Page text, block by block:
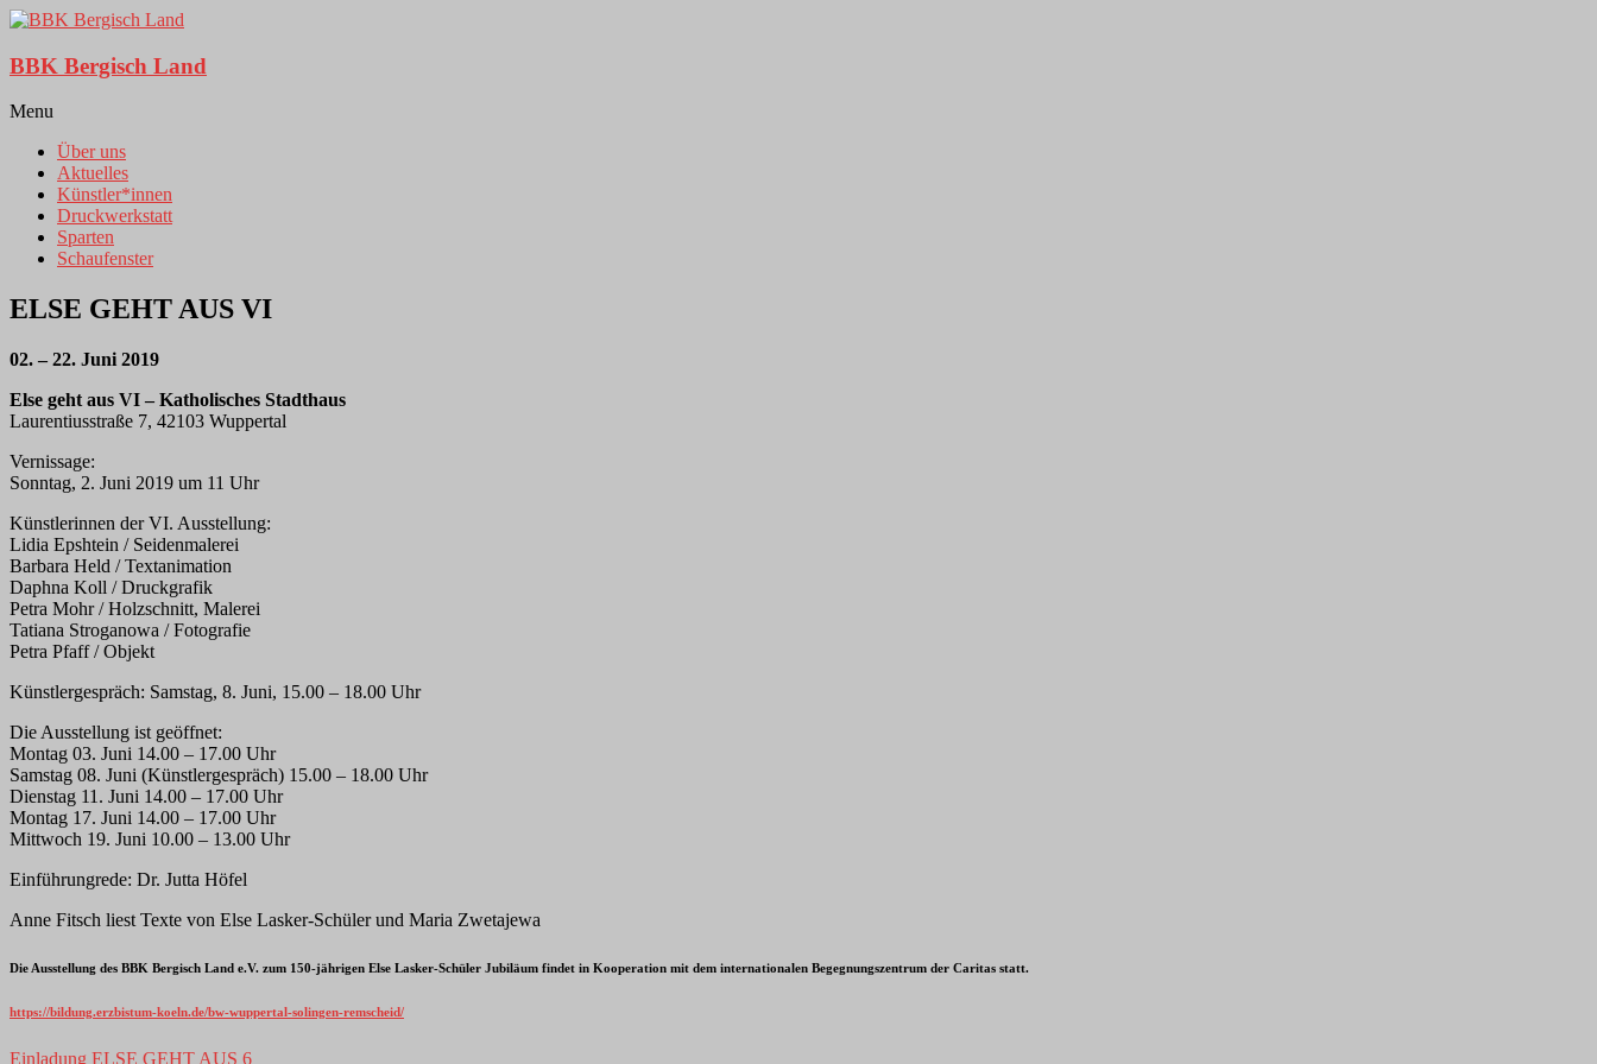
BBK Bergisch Land
Menu
Über uns
Aktuelles
Künstler*innen
Druckwerkstatt
Sparten
Schaufenster
ELSE GEHT AUS VI
02. – 22. Juni 2019
Else geht aus VI – Katholisches Stadthaus
Laurentiusstraße 7, 42103 Wuppertal
Vernissage:
Sonntag, 2. Juni 2019 um 11 Uhr
Künstlerinnen der VI. Ausstellung:
Lidia Epshtein / Seidenmalerei
Barbara Held / Textanimation
Daphna Koll / Druckgrafik
Petra Mohr / Holzschnitt, Malerei
Tatiana Stroganowa / Fotografie
Petra Pfaff / Objekt
Künstlergespräch: Samstag, 8. Juni, 15.00 – 18.00 Uhr
Die Ausstellung ist geöffnet:
Montag 03. Juni 14.00 – 17.00 Uhr
Samstag 08. Juni (Künstlergespräch) 15.00 – 18.00 Uhr
Dienstag 11. Juni 14.00 – 17.00 Uhr
Montag 17. Juni 14.00 – 17.00 Uhr
Mittwoch 19. Juni 10.00 – 13.00 Uhr
Einführungrede: Dr. Jutta Höfel
Anne Fitsch liest Texte von Else Lasker-Schüler und Maria Zwetajewa
Die Ausstellung des BBK Bergisch Land e.V. zum 150-jährigen Else Lasker-Schüler Jubiläum findet in Kooperation mit dem internationalen Begegnungszentrum der Caritas statt.
https://bildung.erzbistum-koeln.de/bw-wuppertal-solingen-remscheid/
Einladung ELSE GEHT AUS 6